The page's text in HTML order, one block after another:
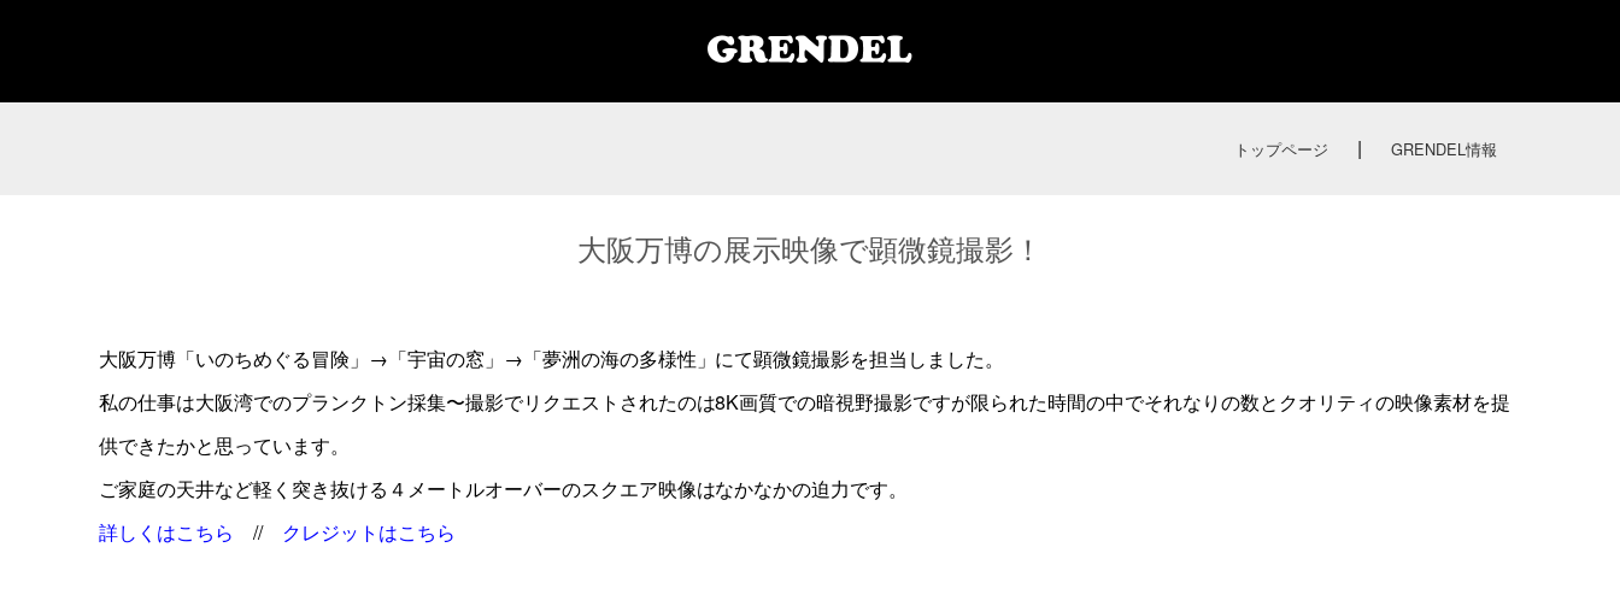
トップページ | GRENDEL情報
大阪万博の展示映像で顕微鏡撮影！
大阪万博「いのちめぐる冒険」→「宇宙の窓」→「夢洲の海の多様性」にて顕微鏡撮影を担当しました。
私の仕事は大阪湾でのプランクトン採集〜撮影でリクエストされたのは8K画質での暗視野撮影ですが限られた時間の中でそれなりの数とクオリティの映像素材を提
供できたかと思っています。
ご家庭の天井など軽く突き抜ける４メートルオーバーのスクエア映像はなかなかの迫力です。
詳しくはこちら // クレジットはこちら